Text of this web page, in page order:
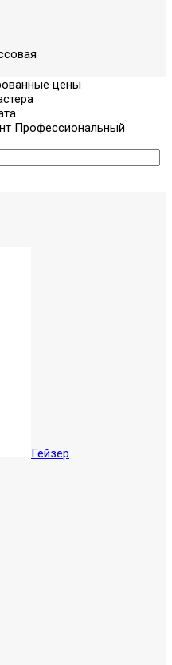
цены
Профессиональный
Гейзер